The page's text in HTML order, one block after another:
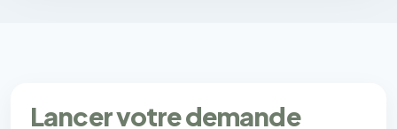
Lancer votre demande